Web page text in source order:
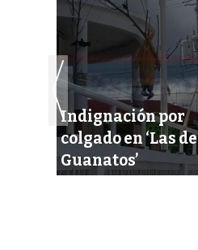
Indignación por
colgado en ‘Las de
Guanatos’